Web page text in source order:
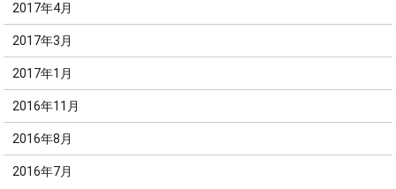
2017年4月
2017年3月
2017年1月
2016年11月
2016年8月
2016年7月